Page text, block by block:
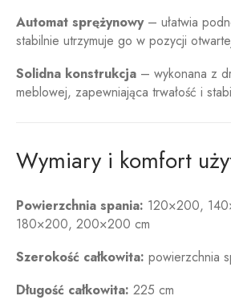
Automat sprężynowy – ułatwia
stabilnie utrzymuje go w pozycji
Solidna konstrukcja – wykonana z
meblowej, zapewniająca trwałość i
Wymiary i komfort
Powierzchnia spania: 120×200,
180×200, 200×200 cm
Szerokość całkowita: powierzchnia
Długość całkowita: 225 cm